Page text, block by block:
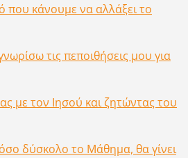
που κάνουμε να αλλάξει το
τις πεποιθήσεις μου για
με τον Ιησού και ζητώντας του
δύσκολο το Μάθημα, θα γίνει